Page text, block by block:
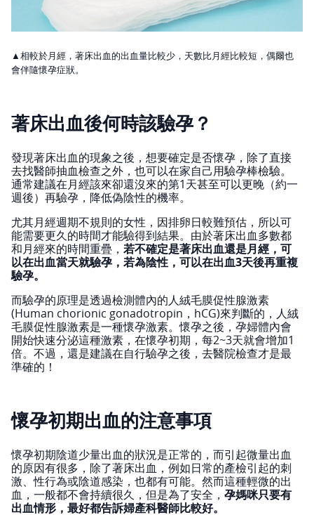
▲相較於月經，著床出血的出血量比較少，天數比月經比較短，偶爾也
會伴隨懷孕症狀。
著床出血後何時該驗孕？
發現著床出血的現象之後，想要確定是否懷孕，除了直接
去找醫師抽血檢查之外，也可以在家自己用驗孕棒檢驗。
通常建議在月經該來卻還沒來的第1天甚至可以更晚（約一
週後）再驗孕，降低偽陰性的機率。
尤其月經週期不規則的女性，因排卵日較難預估，所以可
能需要更久的時間才能驗得到結果。由於著床出血多數都
和月經來的時間重疊， 若不確定是著床出血還是月經，可
以在出血當天就驗孕，若為陰性，可以在出血3天後再重複
驗孕。
而驗孕的原理是透過檢測體內的人絨毛膜促性腺激素
(Human chorionic gonadotropin，hCG)來判斷的，人絨
毛膜促性腺激素是一種懷孕激素。懷孕之後，孕婦體內會
開始快速分泌這種激素，在懷孕初期，每2~3天就會增加1
倍。不過，還是建議在自行驗孕之後，去醫院檢查才是最
準確的！
懷孕初期出血的注意事項
懷孕初期陰道少量出血的狀況是正常的，而引起微量出血
的原因有很多，除了著床出血，例如日常的產檢引起的刺
激、性行為或陰道感染，也都有可能。然而這種輕微的出
血，一般都不會持續很久，但是為了安全， 孕媽咪只要有
出血情形，最好都告訴婦產科醫師比較好。